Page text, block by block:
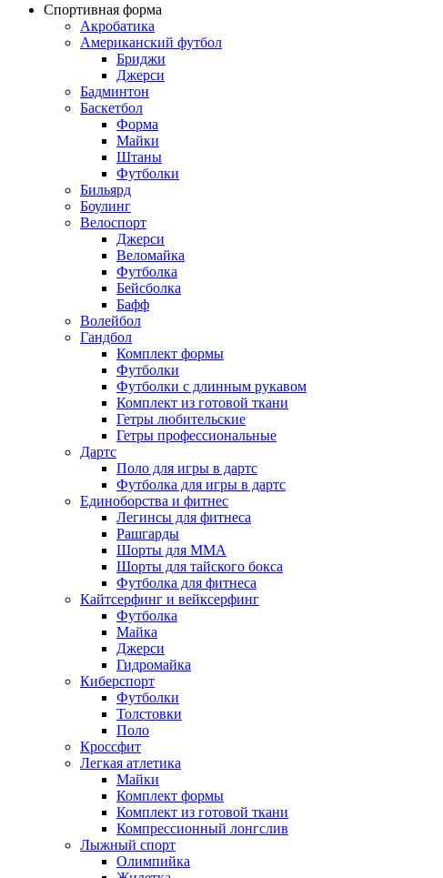
Спортивная форма
Акробатика
Американский футбол
Бриджи
Джерси
Бадминтон
Баскетбол
Форма
Майки
Штаны
Футболки
Бильярд
Боулинг
Велоспорт
Джерси
Веломайка
Футболка
Бейсболка
Бафф
Волейбол
Гандбол
Комплект формы
Футболки
Футболки с длинным рукавом
Комплект из готовой ткани
Гетры любительские
Гетры профессиональные
Дартс
Поло для игры в дартс
Футболка для игры в дартс
Единоборства и фитнес
Легинсы для фитнеса
Рашгарды
Шорты для MMA
Шорты для тайского бокса
Футболка для фитнеса
Кайтсерфинг и вейксерфинг
Футболка
Майка
Джерси
Гидромайка
Киберспорт
Футболки
Толстовки
Поло
Кроссфит
Легкая атлетика
Майки
Комплект формы
Комплект из готовой ткани
Компрессионный лонгслив
Лыжный спорт
Олимпийка